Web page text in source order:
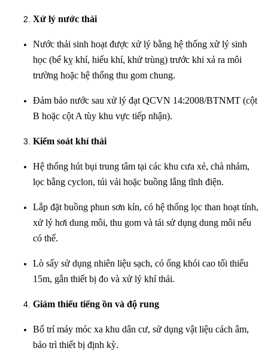
Xử lý nước thải
Nước thải sinh hoạt được xử lý bằng hệ thống xử lý sinh
học (bể kỵ khí, hiếu khí, khử trùng) trước khi xả ra môi
trường hoặc hệ thống thu gom chung.
Đảm bảo nước sau xử lý đạt QCVN 14:2008/BTNMT (cột
B hoặc cột A tùy khu vực tiếp nhận).
Kiểm soát khí thải
Hệ thống hút bụi trung tâm tại các khu cưa xẻ, chà nhám,
lọc bằng cyclon, túi vải hoặc buồng lắng tĩnh điện.
Lắp đặt buồng phun sơn kín, có hệ thống lọc than hoạt tính,
xử lý hơi dung môi, thu gom và tái sử dụng dung môi nếu
có thể.
Lò sấy sử dụng nhiên liệu sạch, có ống khói cao tối thiểu
15m, gắn thiết bị đo và xử lý khí thải.
Giảm thiểu tiếng ồn và độ rung
Bố trí máy móc xa khu dân cư, sử dụng vật liệu cách âm,
bảo trì thiết bị định kỳ.